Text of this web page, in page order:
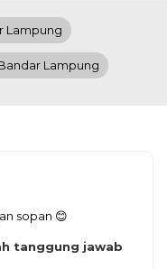
Lampung
Lampung
sopan 😊
tanggung jawab